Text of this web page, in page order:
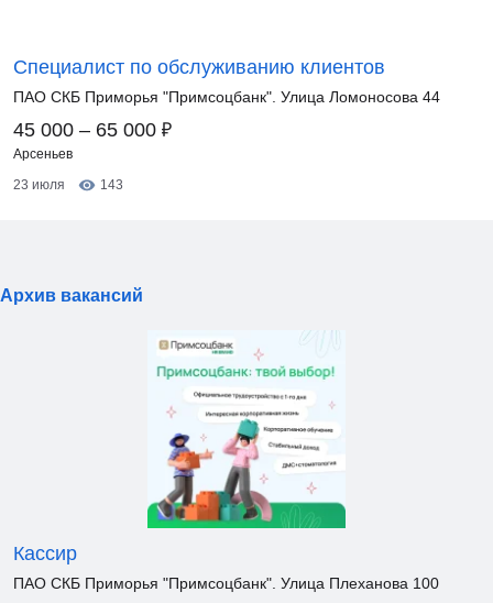
Специалист по обслуживанию клиентов
ПАО СКБ Приморья "Примсоцбанк". Улица Ломоносова 44
45 000 – 65 000 ₽
Арсеньев
23 июля
143
Архив вакансий
Кассир
ПАО СКБ Приморья "Примсоцбанк". Улица Плеханова 100